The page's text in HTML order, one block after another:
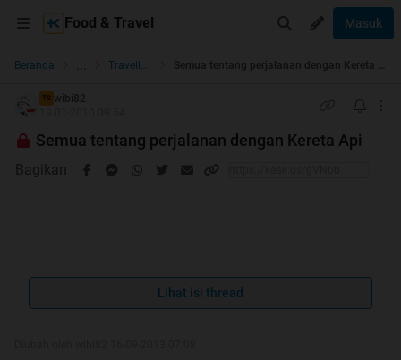
Food & Travel Masuk
Beranda ... Travellers
TS wibi82
Semua tentang perjalanan dengan Kereta Api
Bagikan
FREE KONSULTASI KERETA API
Lihat isi thread